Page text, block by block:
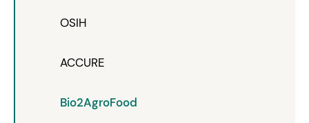
OSIH
ACCURE
Bio2AgroFood